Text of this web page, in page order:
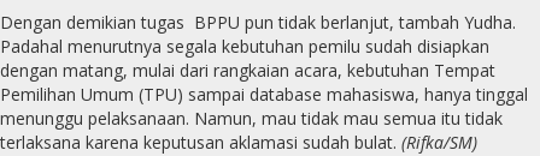
Dengan demikian tugas BPPU pun tidak berlanjut, tambah Yudha.
Padahal menurutnya segala kebutuhan pemilu sudah disiapkan
dengan matang, mulai dari rangkaian acara, kebutuhan Tempat
Pemilihan Umum (TPU) sampai database mahasiswa, hanya tinggal
menunggu pelaksanaan. Namun, mau tidak mau semua itu tidak
terlaksana karena keputusan aklamasi sudah bulat. (Rifka/SM)